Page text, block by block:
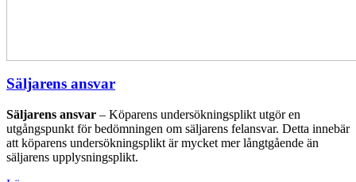
Säljarens ansvar
Säljarens ansvar – Köparens undersökningsplikt utgör en
utgångspunkt för bedömningen om säljarens felansvar. Detta innebär
att köparens undersökningsplikt är mycket mer långtgående än
säljarens upplysningsplikt.